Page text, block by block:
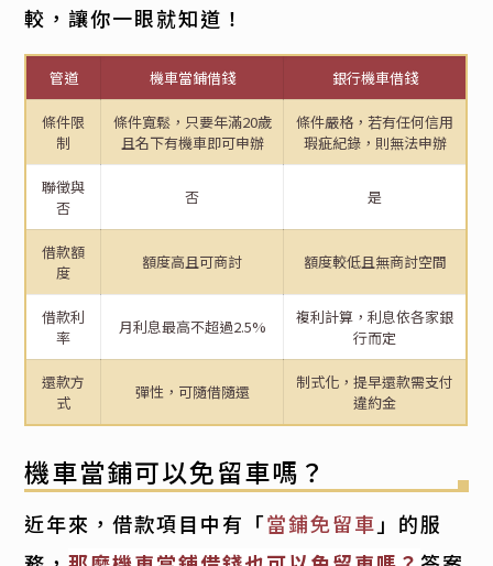
較，讓你一眼就知道！
管道 機車當鋪借錢 銀行機車借錢
條件限
制
條件寬鬆，只要年滿20歲
且名下有機車即可申辦
條件嚴格，若有任何信用
瑕疵紀錄，則無法申辦
聯徵與
否
否 是
借款額
度
額度高且可商討 額度較低且無商討空間
借款利
率
月利息最高不超過2.5%
複利計算，利息依各家銀
行而定
還款方
式
彈性，可隨借隨還
制式化，提早還款需支付
違約金
機車當鋪可以免留車嗎？
近年來，借款項目中有「當鋪免留車 」的服